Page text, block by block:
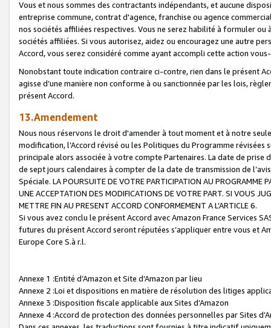
Vous et nous sommes des contractants indépendants, et aucune
entreprise commune, contrat d'agence, franchise ou agence
nos sociétés affiliées respectives. Vous ne serez habilité à formuler
sociétés affiliées. Si vous autorisez, aidez ou encouragez une autre
Accord, vous serez considéré comme ayant accompli cette action
Nonobstant toute indication contraire ci-contre, rien dans le présent
agisse d’une manière non conforme à ou sanctionnée par les lois,
présent Accord.
13.Amendement
Nous nous réservons le droit d'amender à tout moment et à notre
modification, l’Accord révisé ou les Politiques du Programme
principale alors associée à votre compte Partenaires. La date de
de sept jours calendaires à compter de la date de transmission de
Spéciale. LA POURSUITE DE VOTRE PARTICIPATION AU PROGRAMME
UNE ACCEPTATION DES MODIFICATIONS DE VOTRE PART. SI VOUS
METTRE FIN AU PRESENT ACCORD CONFORMEMENT A L’ARTICLE 6.
Si vous avez conclu le présent Accord avec Amazon France Services
futures du présent Accord seront réputées s’appliquer entre vous et
Europe Core S.à r.l.
Annexe 1 :Entité d’Amazon et Site d’Amazon par lieu
Annexe 2 :Loi et dispositions en matière de résolution des litiges
Annexe 3 :Disposition fiscale applicable aux Sites d’Amazon
Annexe 4 :Accord de protection des données personnelles par Sites